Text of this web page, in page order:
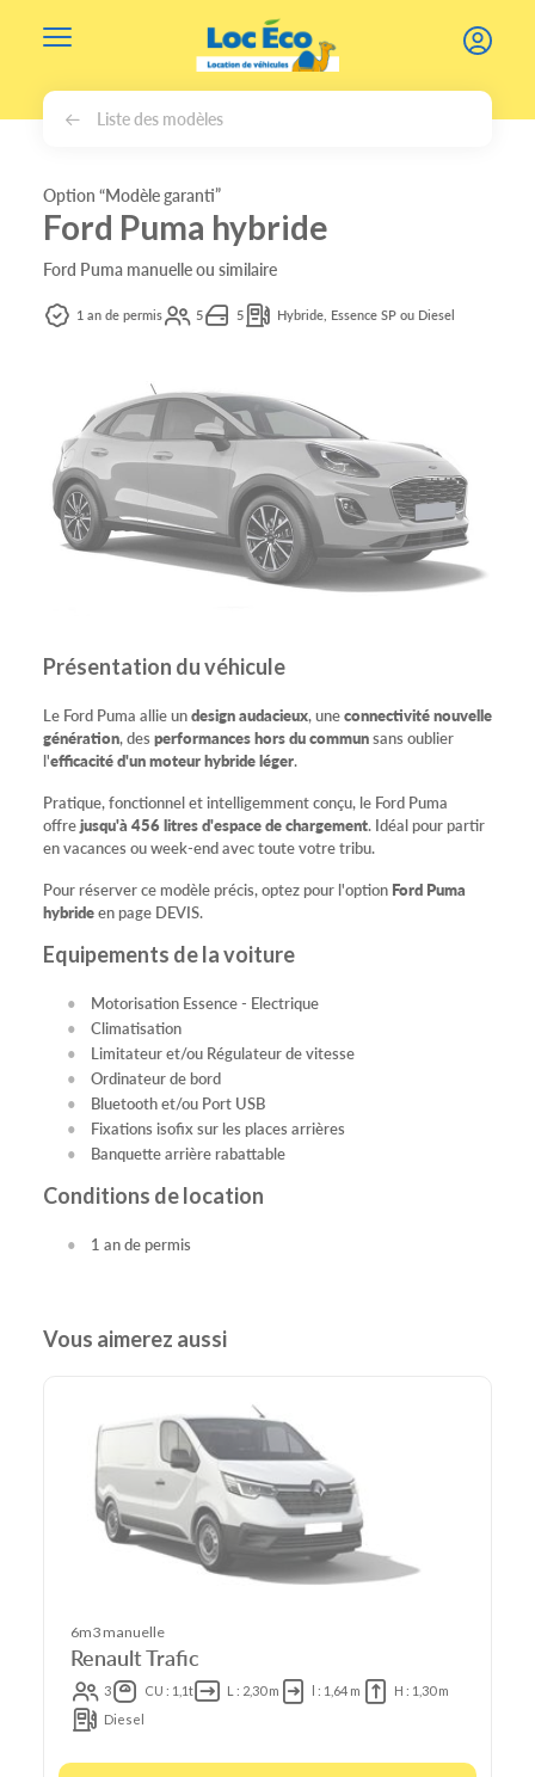
Liste des modèles
Option “Modèle garanti”
Ford Puma hybride
Ford Puma manuelle ou similaire
1 an de permis 5 5 Hybride, Essence SP ou Diesel
Présentation du véhicule
Le Ford Puma allie undesign audacieux, uneconnectivité nouvelle
génération, des performances hors du communsans oublier
l'efficacité d'un moteur hybride léger.
Pratique, fonctionnel et intelligemment conçu, le Ford Puma
offrejusqu'à 456 litres d'espace de chargement. Idéal pour partir
en vacances ou week-end avec toute votre tribu.
Pour réserver ce modèle précis, optez pour l'option Ford Puma
hybrideen page DEVIS.
Equipements de la voiture
Motorisation Essence - Electrique
Climatisation
Limitateur et/ou Régulateur de vitesse
Ordinateur de bord
Bluetooth et/ou Port USB
Fixations isofix sur les places arrières
Banquette arrière rabattable
Conditions de location
1 an de permis
Vous aimerez aussi
6m3 manuelle
Renault Trafic
3 CU : 1,1t L : 2,30 m l : 1,64 m
H : 1,30 m
Diesel